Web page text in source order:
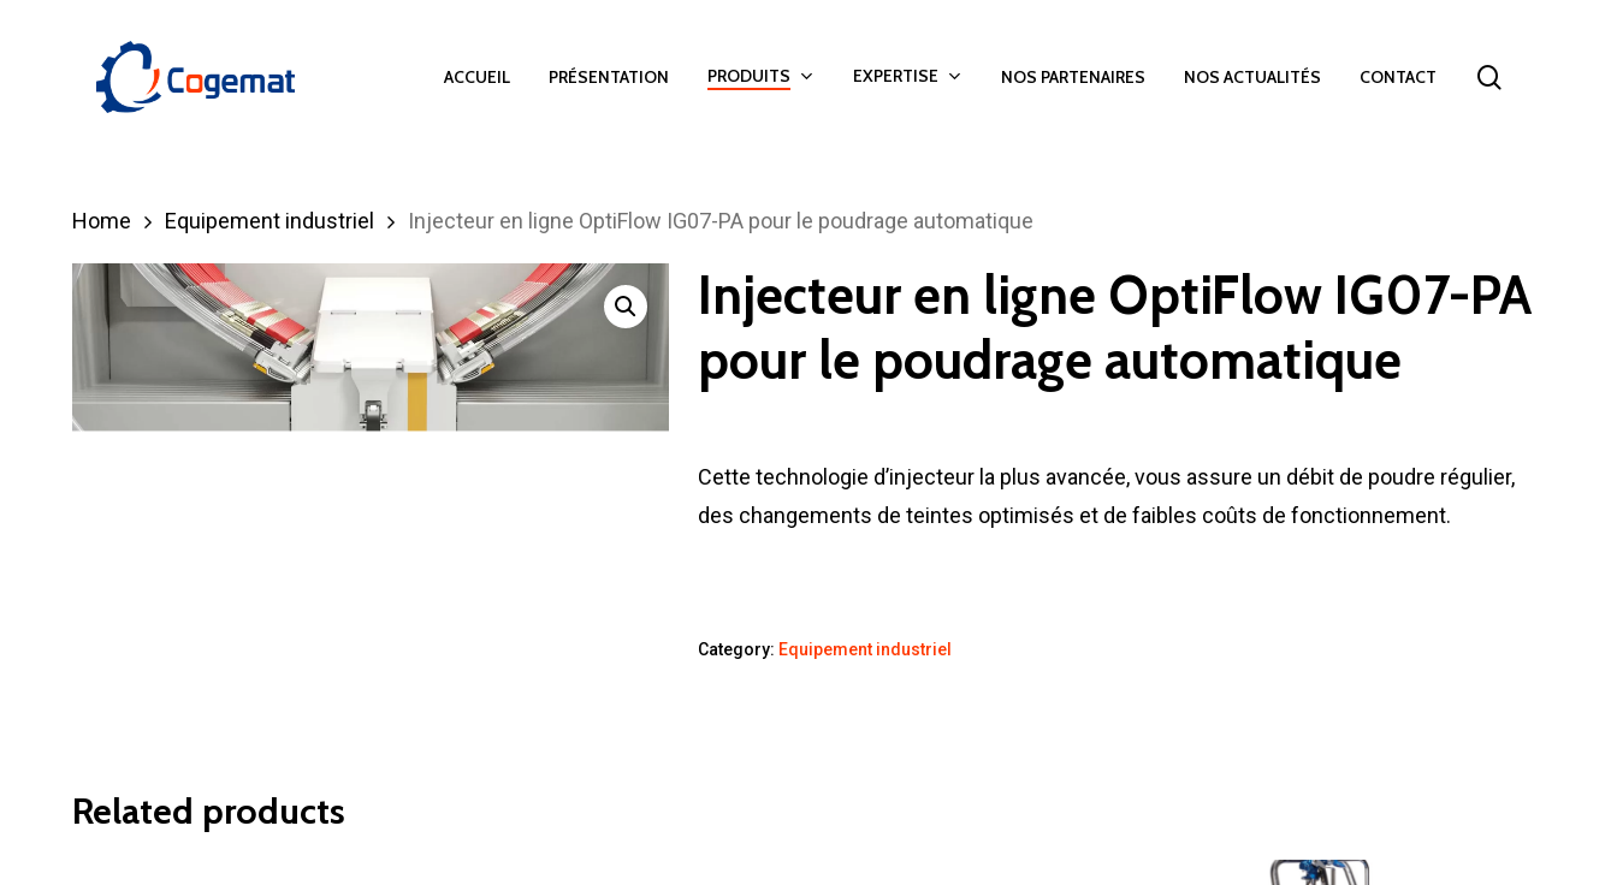
Hit enter to search or ESC to close
ACCUEIL PRÉSENTATION PRODUITS EXPERTISE NOS PARTENAIRES NOS ACTUALITÉS CONTACT
Home Equipement industriel Injecteur en ligne OptiFlow IG07-PA pour le poudrage automatique
Injecteur en ligne OptiFlow IG07-PA
pour le poudrage automatique
Cette technologie d’injecteur la plus avancée, vous assure un débit de poudre régulier,
des changements de teintes optimisés et de faibles coûts de fonctionnement.
Category: Equipement industriel
Related products